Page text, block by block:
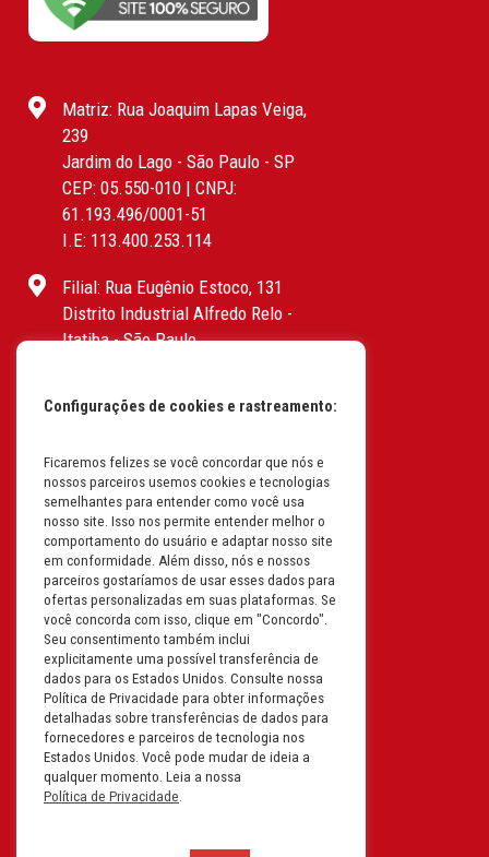
Matriz: Rua Joaquim Lapas Veiga,
239
Jardim do Lago - São Paulo - SP
CEP: 05.550-010 | CNPJ:
61.193.496/0001-51
I.E: 113.400.253.114
Filial: Rua Eugênio Estoco, 131
Distrito Industrial Alfredo Relo -
Itatiba - São Paulo
I.E: 382.096.357.1147
Filial: Av. Odila Chaves Rodrigues,
1277
Parque industrial RM - Condomínio
Therapark - Jundiaí - São Paulo
CEP: 13.213-087 | CNPJ:
61.193.496/0018-08
I.E: 407.642.800.114
Filial: Rua em Projeto G, 728 – Letra A
B C D
Tabuleiro do Martins – Maceió -
Alagoas
CEP. 57081-036 | CNPJ:
61.193.496/0014-76
Configurações de cookies e rastreamento:
Ficaremos felizes se você concordar que nós e
nossos parceiros usemos cookies e tecnologias
semelhantes para entender como você usa
nosso site. Isso nos permite entender melhor o
comportamento do usuário e adaptar nosso site
em conformidade. Além disso, nós e nossos
parceiros gostaríamos de usar esses dados para
ofertas personalizadas em suas plataformas. Se
você concorda com isso, clique em "Concordo".
Seu consentimento também inclui
explicitamente uma possível transferência de
dados para os Estados Unidos. Consulte nossa
Política de Privacidade para obter informações
detalhadas sobre transferências de dados para
fornecedores e parceiros de tecnologia nos
Estados Unidos. Você pode mudar de ideia a
qualquer momento. Leia a nossa
Política de Privacidade.